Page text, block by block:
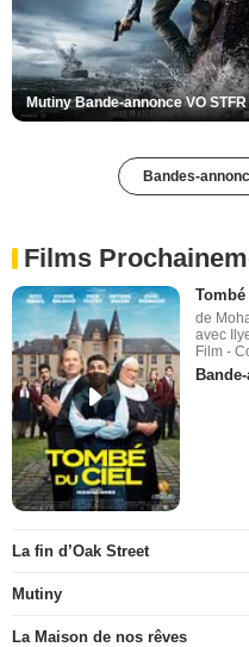
Mutiny Bande-annonce VO STFR
Bandes-
Films
Tombé
de
avec
Film -
La fin d’Oak Street
Mutiny
La Maison de nos rêves